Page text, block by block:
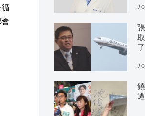
循
面對媽媽病況，林
了